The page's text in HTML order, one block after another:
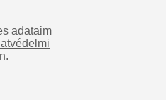
adataim